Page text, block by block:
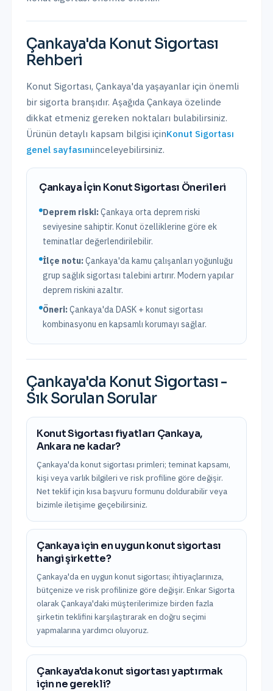
Çankaya'da Konut Sigortası
Rehberi
Konut Sigortası, Çankaya'da yaşayanlar için önemli
bir sigorta branşıdır. Aşağıda Çankaya özelinde
dikkat etmeniz gereken noktaları bulabilirsiniz.
Ürünün detaylı kapsam bilgisi içinKonut Sigortası
genel sayfasınıinceleyebilirsiniz.
Çankayaİçin Konut Sigortası Önerileri
Deprem riski:Çankayaortadeprem riski
seviyesine sahiptir. Konut özelliklerine göre ek
teminatlar değerlendirilebilir.
İlçe notu:Çankaya'da kamu çalışanları yoğunluğu
grup sağlık sigortası talebini artırır. Modern yapılar
deprem riskini azaltır.
Öneri:Çankaya'da DASK + konut sigortası
kombinasyonu en kapsamlı korumayı sağlar.
Çankaya'da Konut Sigortası -
Sık Sorulan Sorular
Konut Sigortası fiyatları Çankaya,
Ankara ne kadar?
Çankaya'da konut sigortası primleri; teminat kapsamı,
kişi veya varlık bilgileri ve risk profiline göre değişir.
Net teklif için kısa başvuru formunu doldurabilir veya
bizimle iletişime geçebilirsiniz.
Çankaya için en uygun konut sigortası
hangi şirkette?
Çankaya'da en uygun konut sigortası; ihtiyaçlarınıza,
bütçenize ve risk profilinize göre değişir. Enkar Sigorta
olarak Çankaya'daki müşterilerimize birden fazla
şirketin teklifini karşılaştırarak en doğru seçimi
yapmalarına yardımcı oluyoruz.
Çankaya'da konut sigortası yaptırmak
için ne gerekli?